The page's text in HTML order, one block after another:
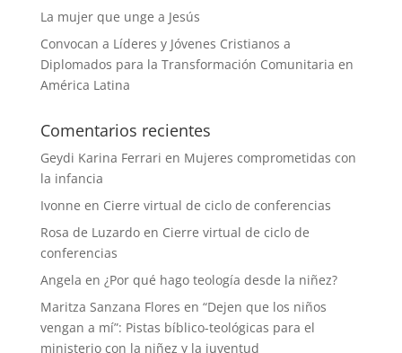
La mujer que unge a Jesús
Convocan a Líderes y Jóvenes Cristianos a
Diplomados para la Transformación Comunitaria en
América Latina
Comentarios recientes
Geydi Karina Ferrari en Mujeres comprometidas con
la infancia
Ivonne en Cierre virtual de ciclo de conferencias
Rosa de Luzardoen Cierre virtual de ciclo de
conferencias
Angela en ¿Por qué hago teología desde la niñez?
Maritza Sanzana Flores en “Dejen que los niños
vengan a mí”: Pistas bíblico-teológicas para el
ministerio con la niñez y la juventud